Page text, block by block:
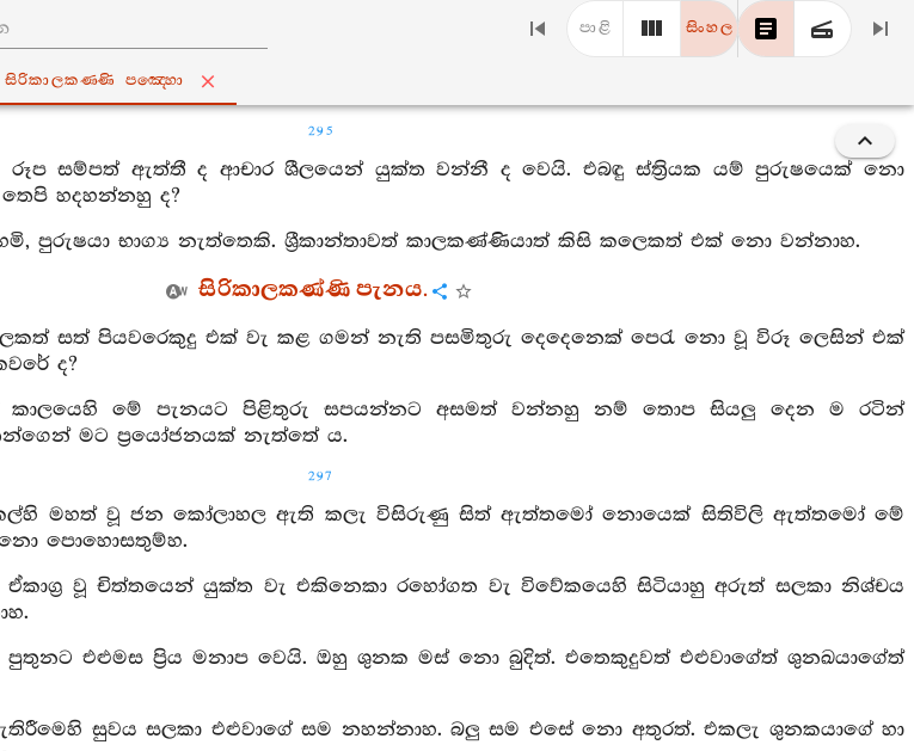
පාළි සිංහල
සිරිකාලකණ‍්ණි පඤ‍්හො
295
රූප සම්පත් ඇත්තී ද ආචාර ශීලයෙන් යුක්ත වන්නී ද වෙයි. එබඳු ස්ත්‍රියක යම් පුරුෂයෙක් නො
හදහන්නහු ද?
පුරුෂයා භාග්‍ය නැත්තෙකි. ශ්‍රීකාන්තාවත් කාලකණ්ණියාත් කිසි කලෙකත් එක් නො වන්නාහ.
සිරිකාලකණ්ණි පැනය.
සත් පියවරෙකුදු එක් වැ කළ ගමන් නැති පසමිතුරු දෙදෙනෙක් පෙරැ නො වූ විරූ ලෙසින් එක්
ද?
කාලයෙහි මේ පැනයට පිළිතුරු සපයන්නට අසමත් වන්නහු නම් තොප සියලු දෙන ම රටින්
මට ප්‍රයෝජනයක් නැත්තේ ය.
297
වූ කල්හි මහත් වූ ජන කෝලාහල ඇති කලැ විසිරුණු සිත් ඇත්තමෝ නොයෙක් සිතිවිලි ඇත්තමෝ මේ
පොහොසතුම්හ.
ඒකාග්‍ර වූ චිත්තයෙන් යුක්ත වැ එකිනෙකා රහෝගත වැ විවේකයෙහි සිටියාහු අරුත් සලකා නිශ්චය
පුතුනට එළුමස ප්‍රිය මනාප වෙයි. ඔහු ශුනක මස් නො බුදිත්. එතෙකුදුවත් එළුවාගේත් ශුනඛයාගේත්
ඇතිරීමෙහි සුවය සලකා එළුවාගේ සම නහන්නාහ. බලු සම එසේ නො අතුරත්. එකලැ ශුනකයාගේ හා